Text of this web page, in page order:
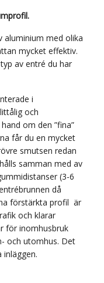
aluminium med olika
mycket effektiv.
av entré du har
i
och
om den ”fina”
får du en mycket
smutsen redan
samman med av
(3-6
då
förstärkta profil är
och klarar
för inomhusbruk
och utomhus. Det
inläggen.